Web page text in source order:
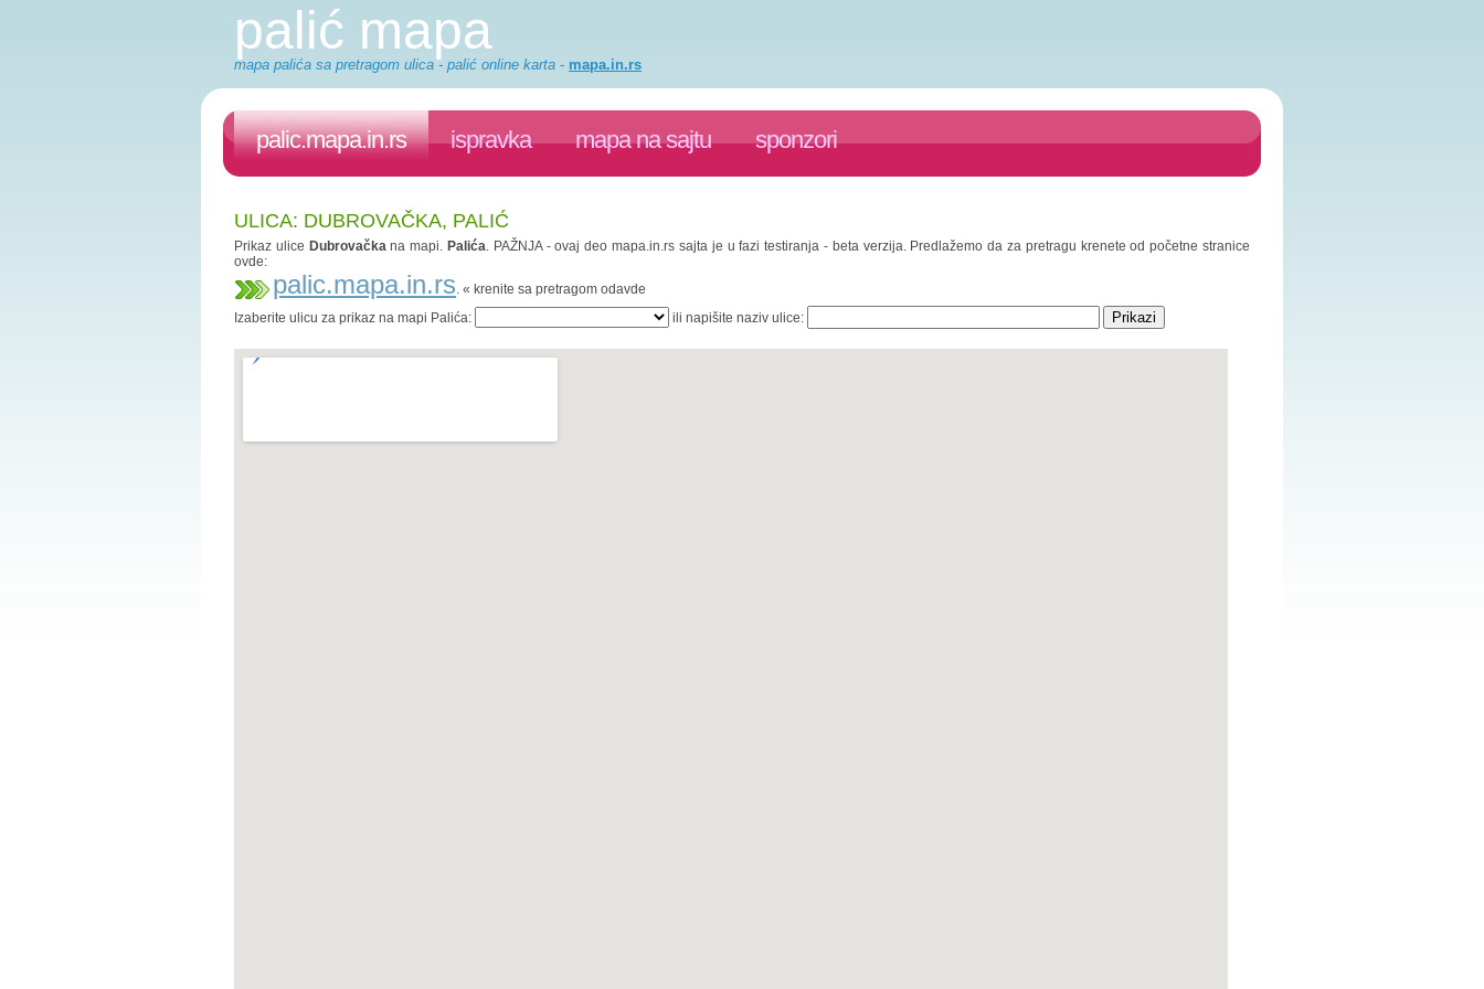
palić mapa
mapa palića sa pretragom ulica - palić online karta - mapa.in.rs
palic.mapa.in.rs ispravka mapa na sajtu sponzori
ULICA: DUBROVAČKA, PALIĆ
Prikaz ulice Dubrovačkana mapi. Palića. PAŽNJA - ovaj deo mapa.in.rs sajta je u fazi testiranja - beta verzija. Predlažemo da za pretragu krenete od početne stranice
ovde:
palic.mapa.in.rs. « krenite sa pretragom odavde
Izaberite ulicu za prikaz na mapi Palića:
ili napišite naziv ulice: